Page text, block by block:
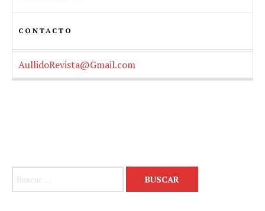
CONTACTO
AullidoRevista@Gmail.com